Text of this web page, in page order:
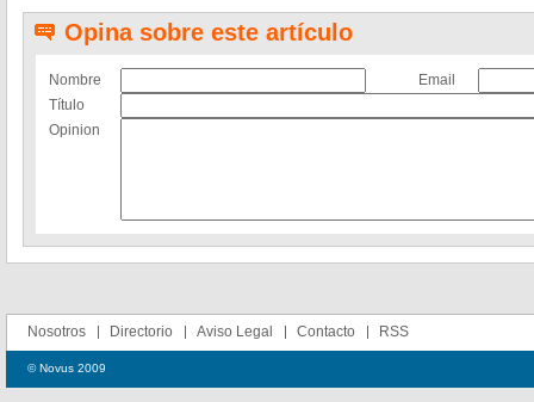
Opina sobre este artículo
Nombre
Email
Título
Opinion
Nosotros Directorio Aviso Legal Contacto RSS
© Novus 2009